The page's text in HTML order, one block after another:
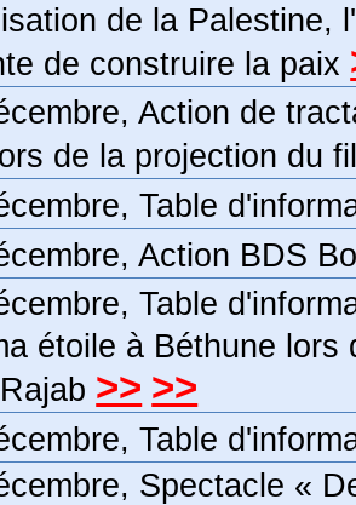
de la Palestine,
de construire la paix
Action de
de la projection du
Table
Action BDS
Table
étoile à Béthune
>> >>
Table
Spectacle «